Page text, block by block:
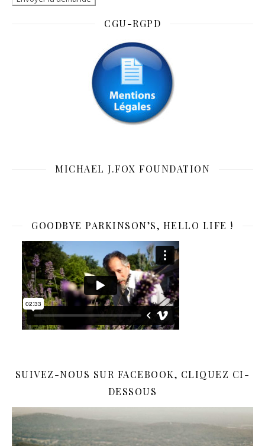
CGU-RGPD
MICHAEL J.FOX FOUNDATION
GOODBYE PARKINSON’S, HELLO LIFE !
SUIVEZ-NOUS SUR FACEBOOK, CLIQUEZ CI-
DESSOUS